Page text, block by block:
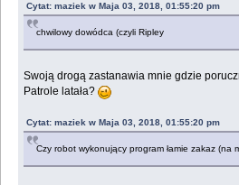
Cytat: maziek w Maja 03, 2018, 01:55:20 pm
chwilowy dowódca (czyli Ripley
Swoją drogą zastanawia mnie gdzie
Patrole latała?
Cytat: maziek w Maja 03, 2018, 01:55:20 pm
Czy robot wykonujący program łamie zakaz (na